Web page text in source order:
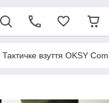
Тактичке взуття OKSY